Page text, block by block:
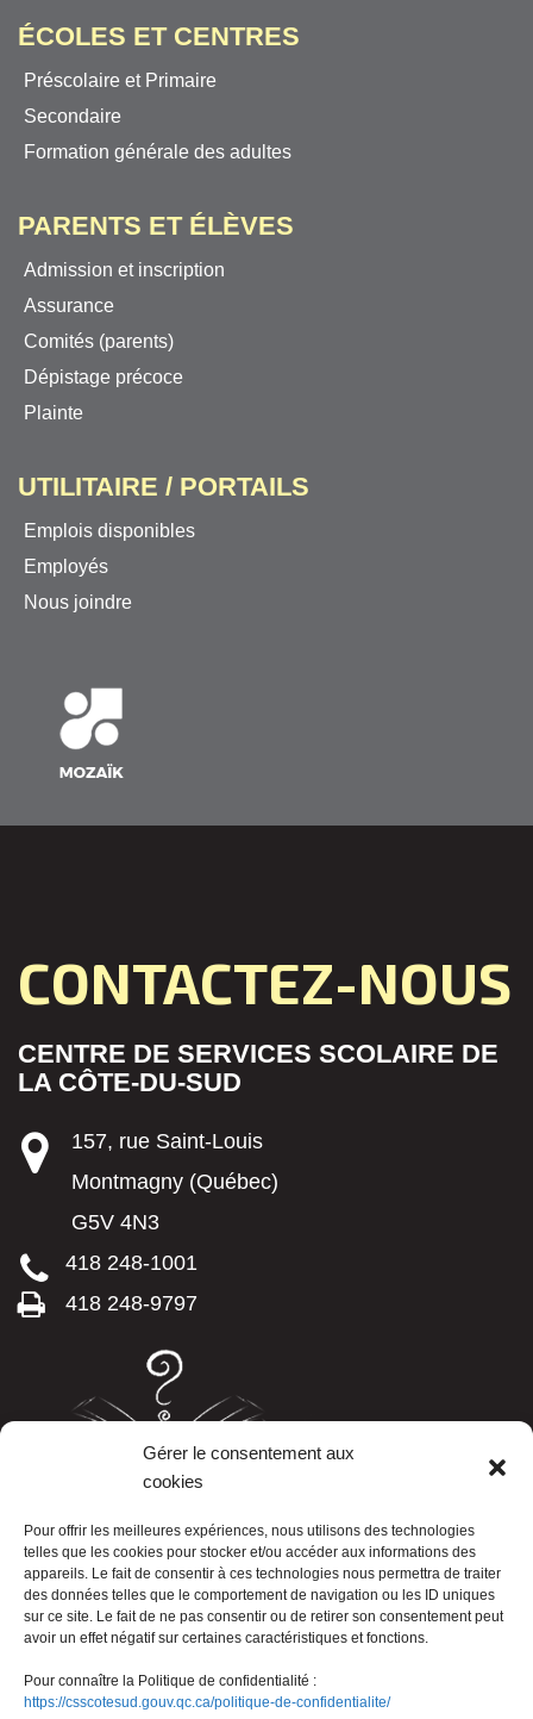
Gérer le consentement aux
cookies
Pour offrir les meilleures expériences, nous utilisons des technologies
telles que les cookies pour stocker et/ou accéder aux informations des
appareils. Le fait de consentir à ces technologies nous permettra de traiter
des données telles que le comportement de navigation ou les ID uniques
sur ce site. Le fait de ne pas consentir ou de retirer son consentement peut
avoir un effet négatif sur certaines caractéristiques et fonctions.
Pour connaître la Politique de confidentialité :
https://csscotesud.gouv.qc.ca/politique-de-confidentialite/
ÉCOLES ET CENTRES
Préscolaire et Primaire
Secondaire
Formation générale des adultes
PARENTS ET ÉLÈVES
Admission et inscription
Assurance
Comités (parents)
Dépistage précoce
Plainte
UTILITAIRE / PORTAILS
Emplois disponibles
Employés
Nous joindre
CONTACTEZ-NOUS
CENTRE DE SERVICES SCOLAIRE DE
LA CÔTE-DU-SUD
157, rue Saint-Louis
Montmagny (Québec)
G5V 4N3
418 248-1001
418 248-9797
LISTE TÉLÉPHONIQUE
Nous joindre